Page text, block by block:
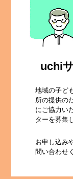
uchi
地域の子ど
所の提供の
にご協力い
ターを募集
お申し込み
問い合わせ